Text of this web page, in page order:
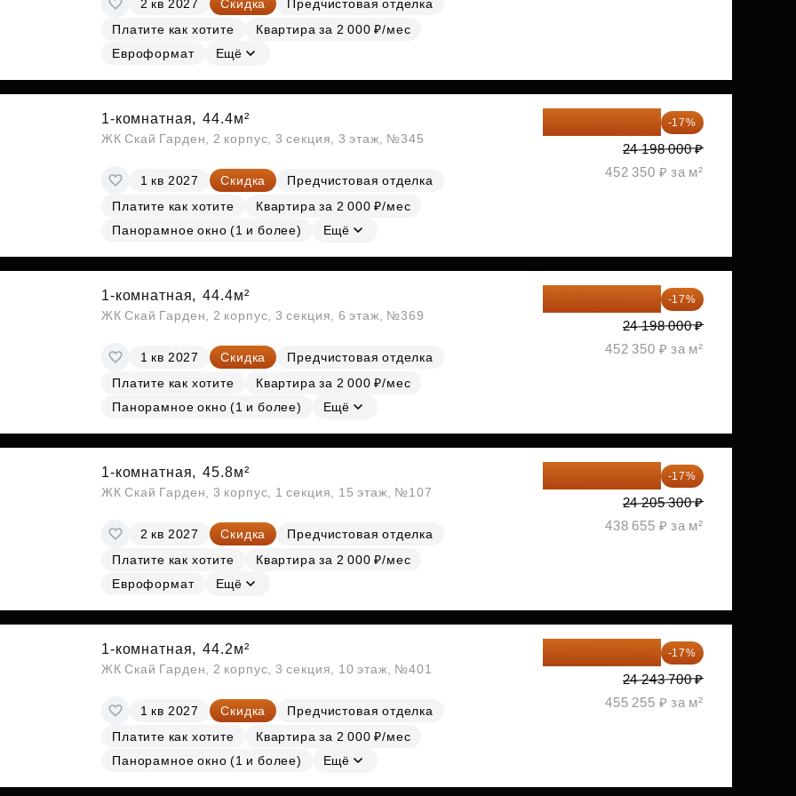
Субсидии
2 кв 2027 Скидка
Предчистовая отделка
Платите как хотите
Квартира за 2 000 ₽/мес
Евроформат
Ещё
1-комнатная, 44.4м²
ЖК Скай Гарден, 2 корпус, 3 секция, 3 этаж, №345
1 кв 2027 Скидка
Предчистовая отделка
Платите как хотите
Квартира за 2 000 ₽/мес
Панорамное окно (1 и более)
Ещё
-17%
24 198 000 ₽
452 350 ₽ за м²
1-комнатная, 44.4м²
ЖК Скай Гарден, 2 корпус, 3 секция, 6 этаж, №369
1 кв 2027 Скидка
Предчистовая отделка
Платите как хотите
Квартира за 2 000 ₽/мес
Панорамное окно (1 и более)
Ещё
-17%
24 198 000 ₽
452 350 ₽ за м²
1-комнатная, 45.8м²
ЖК Скай Гарден, 3 корпус, 1 секция, 15 этаж, №107
2 кв 2027 Скидка
Предчистовая отделка
Платите как хотите
Квартира за 2 000 ₽/мес
Евроформат
Ещё
-17%
24 205 300 ₽
438 655 ₽ за м²
1-комнатная, 44.2м²
ЖК Скай Гарден, 2 корпус, 3 секция, 10 этаж, №401
1 кв 2027 Скидка
Предчистовая отделка
Платите как хотите
Квартира за 2 000 ₽/мес
Панорамное окно (1 и более)
Ещё
-17%
24 243 700 ₽
455 255 ₽ за м²